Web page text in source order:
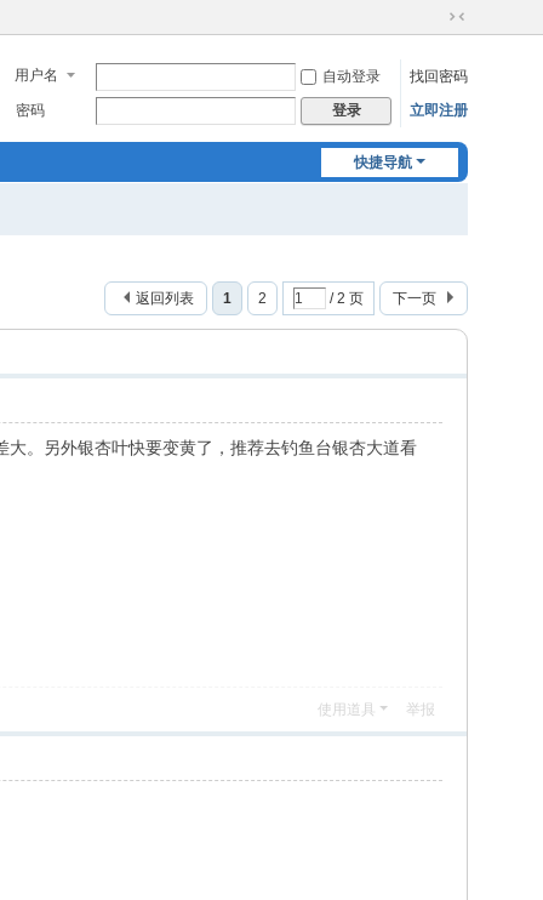
切
到
窄
用户名 自动登录
找回密码
密码
登录 立即注册
快捷导航
1 2 / 2 页 下一页
返回列表
。另外银杏叶快要变黄了，推荐去钓鱼台银杏大道看
使用道具 举报